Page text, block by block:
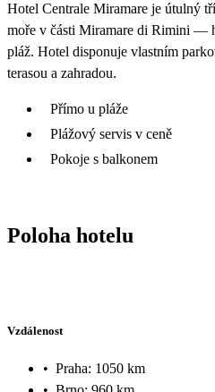
Hotel Centrale Miramare je útulný
moře v části Miramare di Rimini —
pláž. Hotel disponuje vlastním
terasou a zahradou.
Přímo u pláže
Plážový servis v ceně
Pokoje s balkonem
Poloha hotelu
Vzdálenost
• Praha: 1050 km